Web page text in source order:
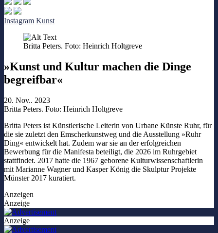
Instagram Kunst
Britta Peters. Foto: Heinrich Holtgreve
»Kunst und Kultur machen die Dinge
begreifbar«
20. Nov.. 2023
Britta Peters. Foto: Heinrich Holtgreve
Britta Peters ist Künstlerische Leiterin von Urbane Künste Ruhr, für
die sie zuletzt den Emscherkunstweg und die Ausstellung »Ruhr
Ding« entwickelt hat. Zudem war sie an der erfolgreichen
Bewerbung für die Manifesta beteiligt, die 2026 im Ruhrgebiet
stattfindet. 2017 hatte die 1967 geborene Kulturwissenschaftlerin
mit Marianne Wagner und Kasper König die Skulptur Projekte
Münster 2017 kuratiert.
Anzeigen
Anzeige
Anzeige